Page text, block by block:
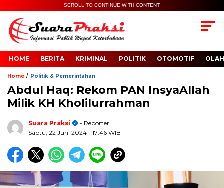
SCROLL TO CONTINUE WITH CONTENT
HOME BERITA KRIMINAL POLITIK OTOMOTIF
Home / Politik & Pemerintahan
Abdul Haq: Rekom PAN InsyaAllah
Milik KH Kholilurrahman
Suara Praksi
- Reporter
Sabtu, 22 Juni 2024 - 17:46 WIB